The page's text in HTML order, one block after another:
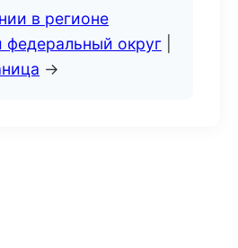
в регионе
федеральный округ
→